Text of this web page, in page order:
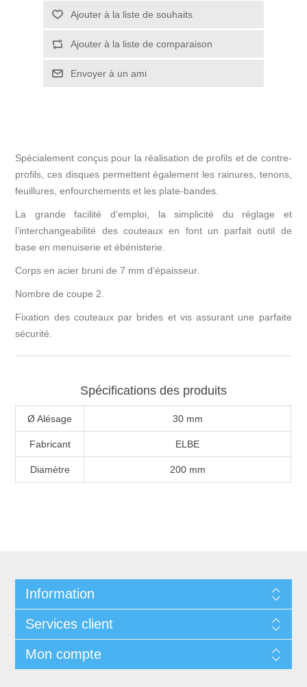
Spécialement conçus pour la réalisation de profils et de contre-
profils, ces disques permettent également les rainures, tenons,
feuillures, enfourchements et les plate-bandes.
La grande facilité d’emploi, la simplicité du réglage et
l’interchangeabilité des couteaux en font un parfait outil de
base en menuiserie et ébénisterie.
Corps en acier bruni de 7 mm d’épaisseur.
Nombre de coupe 2.
Fixation des couteaux par brides et vis assurant une parfaite
sécurité.
Spécifications des produits
Ø Alésage 30 mm
Fabricant ELBE
Diamètre 200 mm
Information
Services client
Mon compte